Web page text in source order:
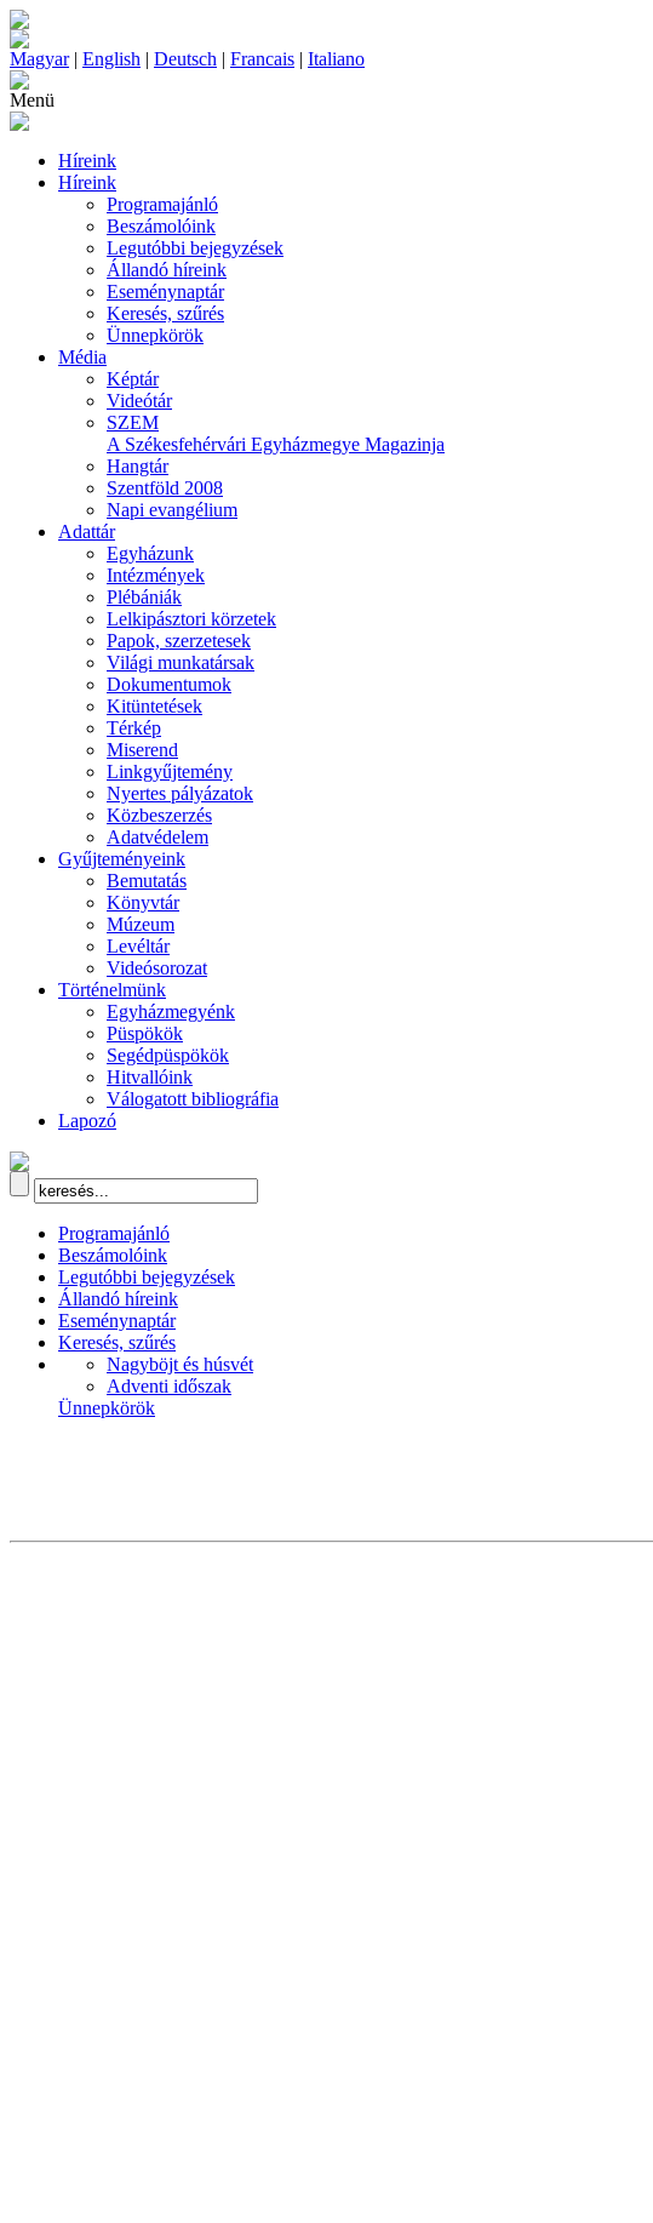
Magyar| English | Deutsch | Francais | Italiano
Menü
Híreink
Híreink
Programajánló
Beszámolóink
Legutóbbi bejegyzések
Állandó híreink
Eseménynaptár
Keresés, szűrés
Ünnepkörök
Média
Képtár
Videótár
SZEM
A Székesfehérvári Egyházmegye Magazinja
Hangtár
Szentföld 2008
Napi evangélium
Adattár
Egyházunk
Intézmények
Plébániák
Lelkipásztori körzetek
Papok, szerzetesek
Világi munkatársak
Dokumentumok
Kitüntetések
Térkép
Miserend
Linkgyűjtemény
Nyertes pályázatok
Közbeszerzés
Adatvédelem
Gyűjteményeink
Bemutatás
Könyvtár
Múzeum
Levéltár
Videósorozat
Történelmünk
Egyházmegyénk
Püspökök
Segédpüspökök
Hitvallóink
Válogatott bibliográfia
Lapozó
Programajánló
Beszámolóink
Legutóbbi bejegyzések
Állandó híreink
Eseménynaptár
Keresés, szűrés
Nagyböjt és húsvét
Adventi időszak
Ünnepkörök